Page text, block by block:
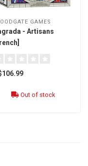
GAMES
- Artisans
Out of stock